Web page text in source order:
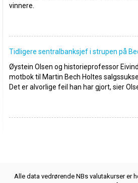
vinnere.
Tidligere sentralbanksjef i strupen på
Øystein Olsen og historieprofessor
motbok til Martin Bech Holtes
Det er alvorlige feil han har gjort, sier
Alle data vedrørende NBs valutakurser er